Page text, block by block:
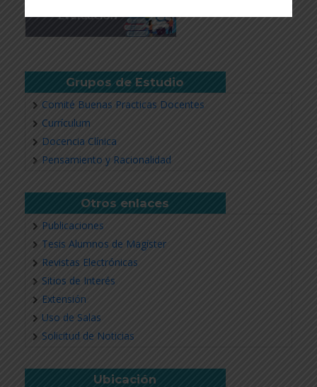
Grupos de Estudio
Comité Buenas Practicas Docentes
Currículum
Docencia Clínica
Pensamiento y Racionalidad
Otros enlaces
Publicaciones
Tesis Alumnos de Magíster
Revistas Electrónicas
Sitios de Interés
Extensión
Uso de Salas
Solicitud de Noticias
Ubicación
Revisar más información